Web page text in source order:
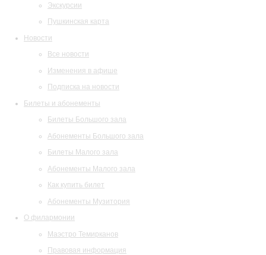
Экскурсии
Пушкинская карта
Новости
Все новости
Изменения в афише
Подписка на новости
Билеты и абонементы
Билеты Большого зала
Абонементы Большого зала
Билеты Малого зала
Абонементы Малого зала
Как купить билет
Абонементы Музитория
О филармонии
Маэстро Темирканов
Правовая информация